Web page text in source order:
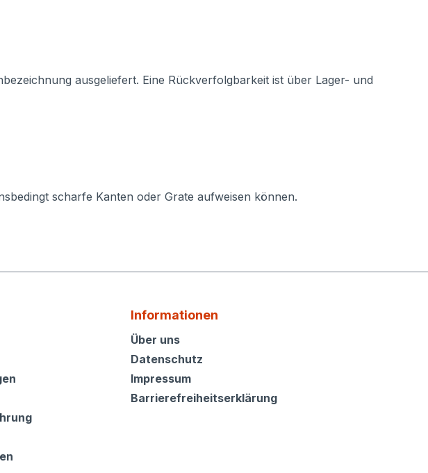
ausgeliefert. Eine Rückverfolgbarkeit ist über Lager- und
scharfe Kanten oder Grate aufweisen können.
Informationen
Informationen
Über uns
Datenschutz
Impressum
Barrierefreiheitserklärung